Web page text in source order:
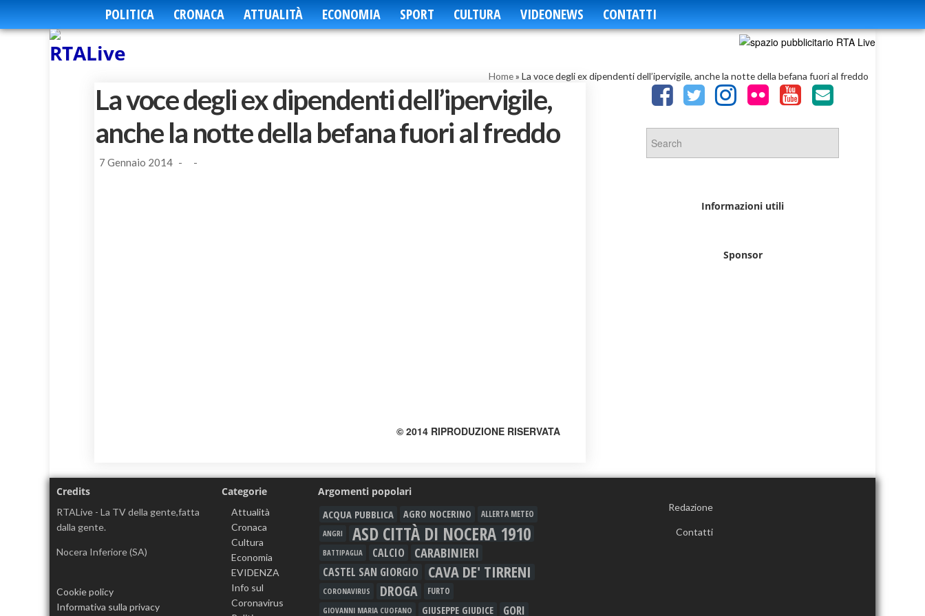
POLITICA CRONACA ATTUALITÀ ECONOMIA SPORT CULTURA VIDEONEWS CONTATTI
Home» La voce degli ex dipendenti dell’ipervigile, anche la notte della befana fuori al freddo
La voce degli ex dipendenti dell’ipervigile,
anche la notte della befana fuori al freddo
7 Gennaio 2014 - -
© 2014 RIPRODUZIONE RISERVATA
Informazioni utili
Sponsor
Credits
RTALive - La TV della gente,fatta
dalla gente.
Nocera Inferiore (SA)
Cookie policy
Informativa sulla privacy
Categorie
Attualità
Cronaca
Cultura
Economia
EVIDENZA
Info sul
Coronavirus
Argomenti popolari
ACQUA PUBBLICA AGRO NOCERINO
ALLERTA METEO
ANGRI
ASD CITTÀ DI NOCERA 1910
BATTIPAGLIA CALCIO CARABINIERI
CASTEL SAN GIORGIO CAVA DE' TIRRENI
CORONAVIRUS DROGA FURTO
GIOVANNI MARIA CUOFANO GIUSEPPE GIUDICE GORI
Redazione
Contatti